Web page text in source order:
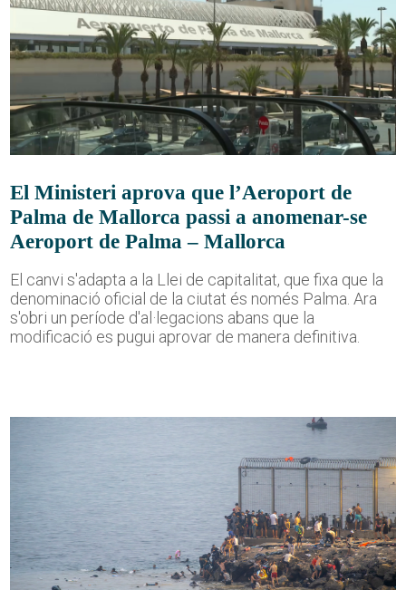
El Ministeri aprova que l’Aeroport de
Palma de Mallorca passi a anomenar-se
Aeroport de Palma – Mallorca
El canvi s'adapta a la Llei de capitalitat, que fixa que la
denominació oficial de la ciutat és només Palma. Ara
s'obri un període d'al·legacions abans que la
modificació es pugui aprovar de manera definitiva.